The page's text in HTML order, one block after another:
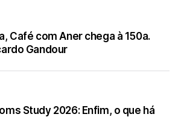
Café com Aner chega à 150a.
Gandour
Study 2026: Enfim, o que há